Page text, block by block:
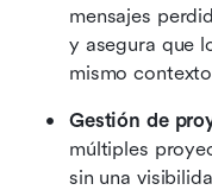
mensajes
y asegura que
mismo
Gestión de
múltiples
sin una